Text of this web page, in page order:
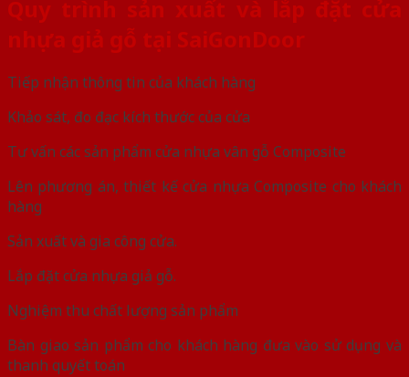
Quy trình sản xuất và lắp đặt cửa
nhựa giả gỗ tại SaiGonDoor
Tiếp nhận thông tin của khách hàng
Khảo sát, đo đạc kích thước của cửa
Tư vấn các sản phẩm cửa nhựa vân gỗ Composite
Lên phương án, thiết kế cửa nhựa Composite cho khách
hàng
Sản xuất và gia công cửa.
Lắp đặt cửa nhựa giả gỗ.
Nghiệm thu chất lượng sản phẩm
Bàn giao sản phẩm cho khách hàng đưa vào sử dụng và
thanh quyết toán